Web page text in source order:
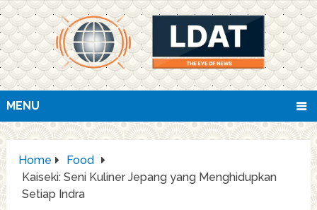
MENU
Home
Food
Kaiseki: Seni Kuliner Jepang yang Menghidupkan
Setiap Indra